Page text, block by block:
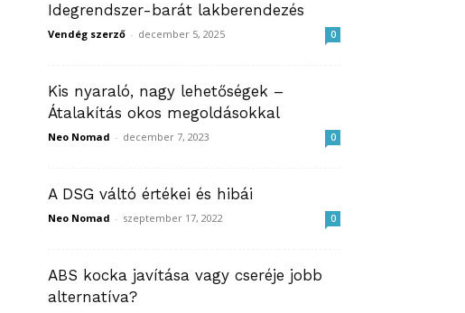
Idegrendszer-barát lakberendezés
Vendég szerző - december 5, 2025 0
Kis nyaraló, nagy lehetőségek –
Átalakítás okos megoldásokkal
Neo Nomad - december 7, 2023 0
A DSG váltó értékei és hibái
Neo Nomad - szeptember 17, 2022 0
ABS kocka javítása vagy cseréje jobb
alternatíva?